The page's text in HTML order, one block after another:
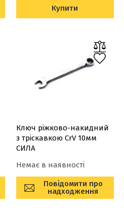
Купити
Ключ ріжково-накидний
з тріскавкою CrV 10мм
СИЛА
Немає в наявності
Повідомити про
надходження